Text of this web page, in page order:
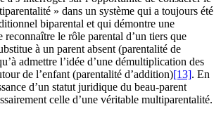
» dans un système qui a toujours été
biparental et qui démontre une
reconnaître le rôle parental d’un tiers que
à un parent absent (parentalité de
admettre l’idée d’une démultiplication des
de l’enfant (parentalité d’addition)[13]. En
d’un statut juridique du beau-parent
celle d’une véritable multiparentalité.